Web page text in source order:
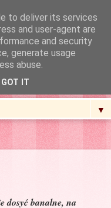
▼
dosyć banalne, na
to deliver its services
and user-agent are
and security
generate usage
abuse.
GOT IT